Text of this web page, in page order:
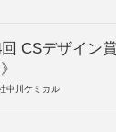
CSデザイン
中川ケミカル